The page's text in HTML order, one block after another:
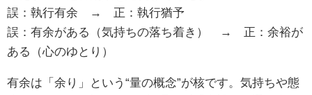
誤：執行有余 → 正：執行猶予
誤：有余がある（気持ちの落ち着き） → 正：余裕が
ある（心のゆとり）
有余は「余り」という“量の概念”が核です。気持ちや態